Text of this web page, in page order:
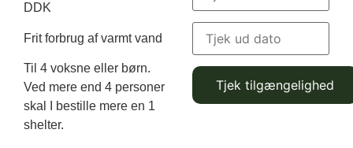
DDK
Frit forbrug af varmt vand
Til 4 voksne eller børn.
Ved mere end 4 personer
skal I bestille mere en 1
shelter.